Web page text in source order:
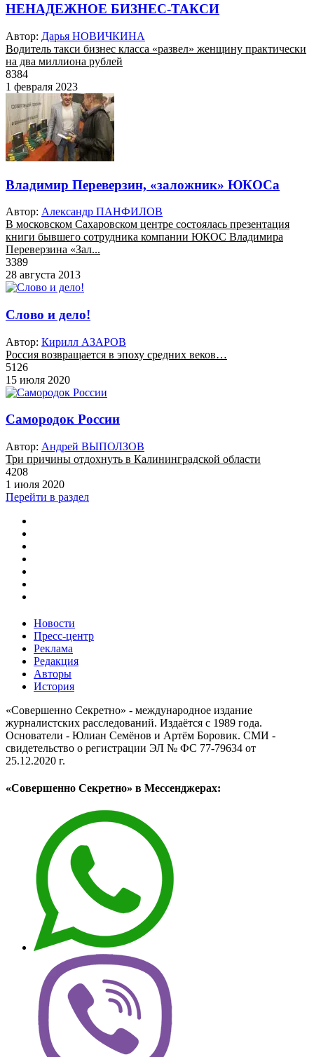
НЕНАДЕЖНОЕ БИЗНЕС-ТАКСИ
Автор: Дарья НОВИЧКИНА
Водитель такси бизнес класса «развел» женщину практически
на два миллиона рублей
8384
1 февраля 2023
Владимир Переверзин, «заложник» ЮКОСа
Автор: Александр ПАНФИЛОВ
В московском Сахаровском центре состоялась презентация
книги бывшего сотрудника компании ЮКОС Владимира
Переверзина «Зал...
3389
28 августа 2013
Слово и дело!
Автор: Кирилл АЗАРОВ
Россия возвращается в эпоху средних веков…
5126
15 июля 2020
Самородок России
Автор: Андрей ВЫПОЛЗОВ
Три причины отдохнуть в Калининградской области
4208
1 июля 2020
Перейти в раздел
Новости
Пресс-центр
Реклама
Редакция
Авторы
История
«Совершенно Секретно» - международное издание
журналистских расследований. Издаётся с 1989 года.
Основатели - Юлиан Семёнов и Артём Боровик. CМИ -
свидетельство о регистрации ЭЛ № ФС 77-79634 от
25.12.2020 г.
«Совершенно Секретно» в Мессенджерах: